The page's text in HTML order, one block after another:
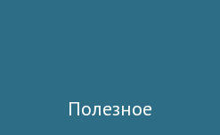
Полезное